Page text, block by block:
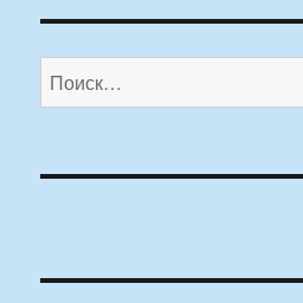
Искать: